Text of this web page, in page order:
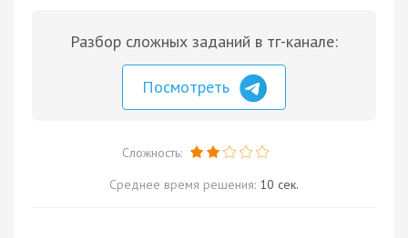
Разбор сложных заданий в тг-канале:
Посмотреть
Сложность:
Среднее время решения: 10 сек.